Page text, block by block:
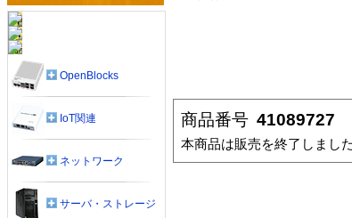
商品番号 41089727
本商品は販売を終了しました
OpenBlocks
IoT関連
ネットワーク
サーバ・ストレージ